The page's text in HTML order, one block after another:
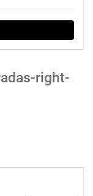
right-